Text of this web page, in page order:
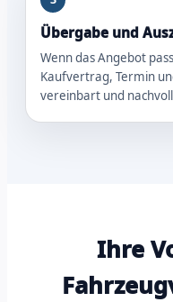
Übergabe und
Wenn das Angebot
Kaufvertrag, Termin
vereinbart und
Ihre